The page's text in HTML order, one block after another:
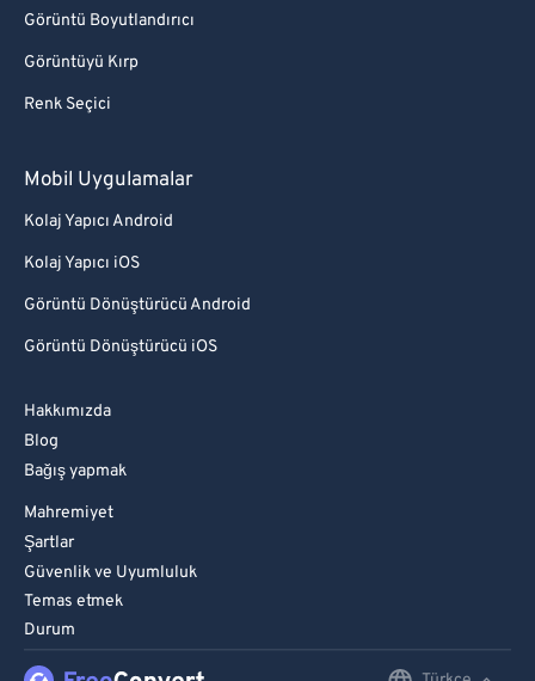
Görüntü Boyutlandırıcı
Görüntüyü Kırp
Renk Seçici
Mobil Uygulamalar
Kolaj Yapıcı Android
Kolaj Yapıcı iOS
Görüntü Dönüştürücü Android
Görüntü Dönüştürücü iOS
Hakkımızda
Blog
Bağış yapmak
Mahremiyet
Şartlar
Güvenlik ve Uyumluluk
Temas etmek
Durum